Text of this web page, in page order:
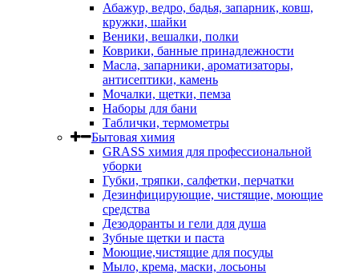
Абажур, ведро, бадья, запарник, ковш,
кружки, шайки
Веники, вешалки, полки
Коврики, банные принадлежности
Масла, запарники, ароматизаторы,
антисептики, камень
Мочалки, щетки, пемза
Наборы для бани
Таблички, термометры
Бытовая химия
GRASS химия для профессиональной
уборки
Губки, тряпки, салфетки, перчатки
Дезинфицирующие, чистящие, моющие
средства
Дезодоранты и гели для душа
Зубные щетки и паста
Моющие,чистящие для посуды
Мыло, крема, маски, лосьоны